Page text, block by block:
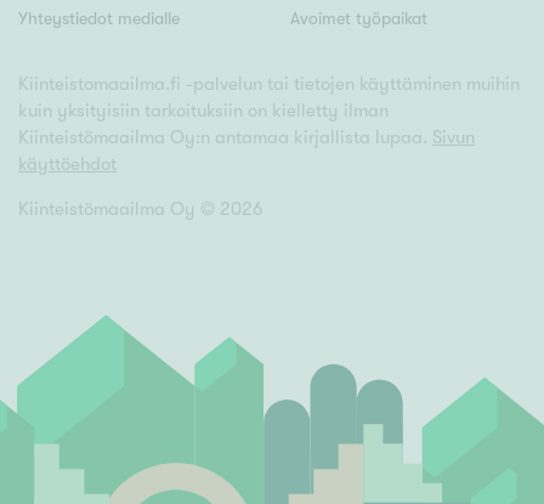
Yhteystiedot medialle Avoimet työpaikat
Kiinteistomaailma.fi -palvelun tai tietojen käyttäminen muihin
kuin yksityisiin tarkoituksiin on kielletty ilman
Kiinteistömaailma Oy:n antamaa kirjallista lupaa. Sivun
käyttöehdot
Kiinteistömaailma Oy © 2026